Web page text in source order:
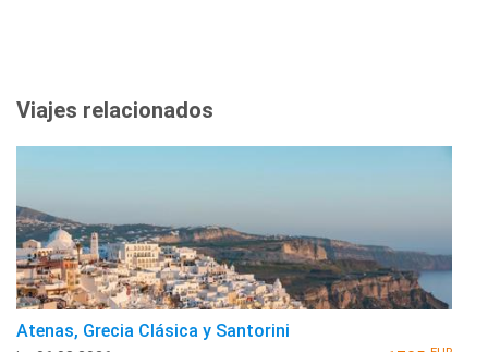
Viajes relacionados
Atenas, Grecia Clásica y Santorini